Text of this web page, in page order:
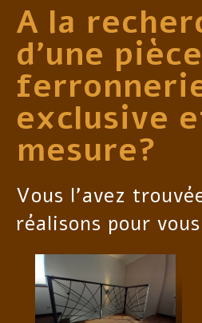
A la
d’une
exclusive
mesure?
Vous l’avez
réalisons pour vous